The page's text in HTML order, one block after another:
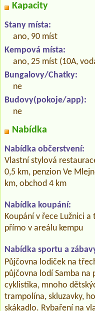
Kapacity
Stany místa:
ano, 90 míst
Kempová místa:
ano, 25 míst (10A,
Bungalovy/Chatky:
ne
Budovy(pokoje/app):
ne
Nabídka
Nabídka občerstvení:
Vlastní stylová
0,5 km, penzion Ve
km, obchod 4 km
Nabídka koupání:
Koupání v řece Lužnici
přímo v areálu kempu
Nabídka sportu a
Půjčovna lodiček na
půjčovna lodí Samba na
cyklistika, mnoho
trampolína, skluzavky,
skákadlo. Rybaření na